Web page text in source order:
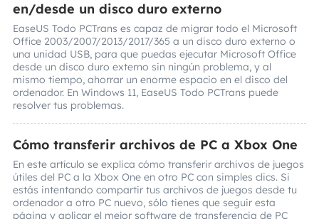
en/desde un disco duro externo
EaseUS Todo PCTrans es capaz de migrar todo el Microsoft
Office 2003/2007/2013/2017/365 a un disco duro externo o
una unidad USB, para que puedas ejecutar Microsoft Office
desde un disco duro externo sin ningún problema, y al
mismo tiempo, ahorrar un enorme espacio en el disco del
ordenador. En Windows 11, EaseUS Todo PCTrans puede
resolver tus problemas.
Cómo transferir archivos de PC a Xbox One
En este artículo se explica cómo transferir archivos de juegos
útiles del PC a la Xbox One en otro PC con simples clics. Si
estás intentando compartir tus archivos de juegos desde tu
ordenador a otro PC nuevo, sólo tienes que seguir esta
página y aplicar el mejor software de transferencia de PC